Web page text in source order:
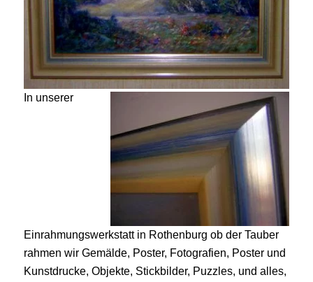
In unserer
Einrahmungswerkstatt in Rothenburg ob der Tauber
rahmen wir Gemälde, Poster, Fotografien, Poster und
Kunstdrucke, Objekte, Stickbilder, Puzzles, und alles,